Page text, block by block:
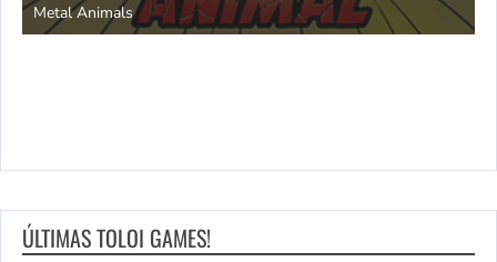
ÚLTIMAS TOLOI GAMES!